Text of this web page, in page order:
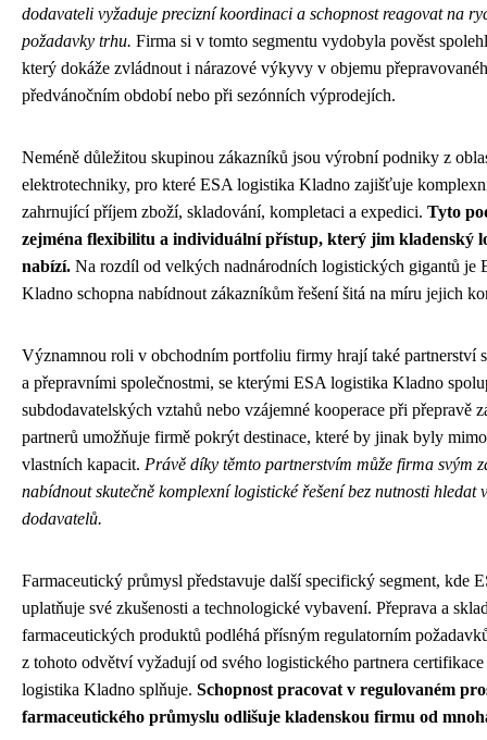
dodavateli vyžaduje precizní koordinaci a schopnost reagovat na
požadavky trhu. Firma si v tomto segmentu vydobyla pověst
který dokáže zvládnout i nárazové výkyvy v objemu
předvánočním období nebo při sezónních výprodejích.
Neméně důležitou skupinou zákazníků jsou výrobní podniky z
elektrotechniky, pro které ESA logistika Kladno zajišťuje
zahrnující příjem zboží, skladování, kompletaci a expedici. Tyto
zejména flexibilitu a individuální přístup, který jim kladenský
nabízí. Na rozdíl od velkých nadnárodních logistických gigantů je
Kladno schopna nabídnout zákazníkům řešení šitá na míru jejich
Významnou roli v obchodním portfoliu firmy hrají také partnerství
a přepravními společnostmi, se kterými ESA logistika Kladno
subdodavatelských vztahů nebo vzájemné kooperace při přepravě
partnerů umožňuje firmě pokrýt destinace, které by jinak byly
vlastních kapacit. Právě díky těmto partnerstvím může firma svým
nabídnout skutečně komplexní logistické řešení bez nutnosti hledat
dodavatelů.
Farmaceutický průmysl představuje další specifický segment, kde
uplatňuje své zkušenosti a technologické vybavení. Přeprava a
farmaceutických produktů podléhá přísným regulatorním
z tohoto odvětví vyžadují od svého logistického partnera
logistika Kladno splňuje. Schopnost pracovat v regulovaném
farmaceutického průmyslu odlišuje kladenskou firmu od